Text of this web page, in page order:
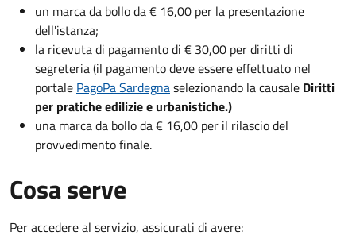
un marca da bollo da € 16,00 per la presentazione
dell'istanza;
la ricevuta di pagamento di € 30,00 per diritti di
segreteria (il pagamento deve essere effettuato nel
portale PagoPa Sardegnaselezionando la causale Diritti
per pratiche edilizie e urbanistiche.)
una marca da bollo da € 16,00 per il rilascio del
provvedimento finale.
Cosa serve
Per accedere al servizio, assicurati di avere: